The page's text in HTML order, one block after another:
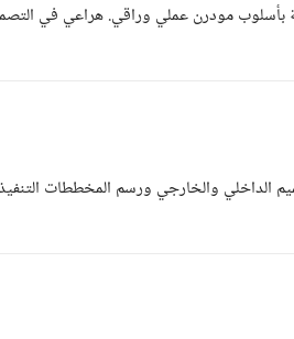
بأسلوب مودرن عملي وراقي. هراعي في
الداخلي والخارجي ورسم المخططات